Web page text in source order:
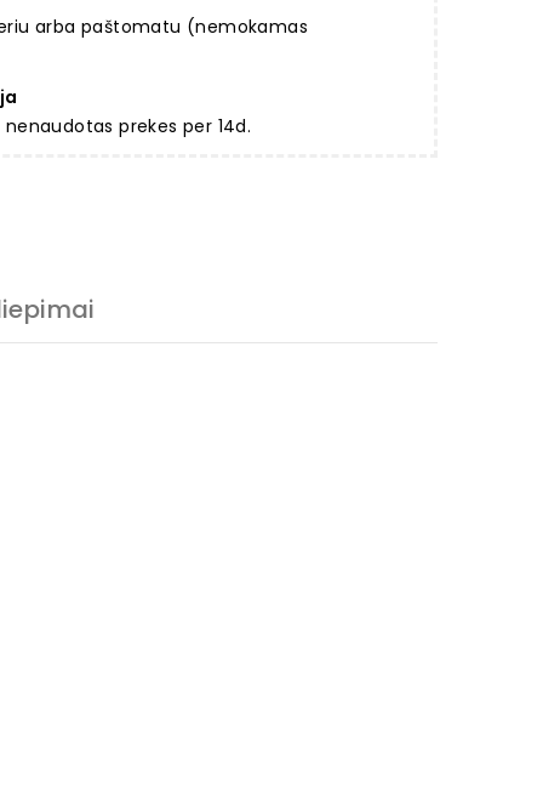
arba paštomatu (nemokamas
prekes per 14d.